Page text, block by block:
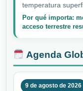
temperatura
Por qué importa:
acceso terrestre
Agenda
9 de agosto de 2026